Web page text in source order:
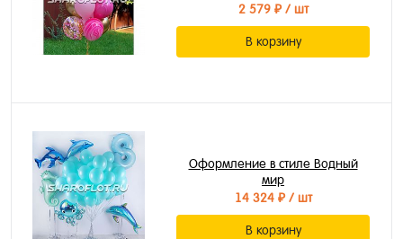
2 579 ₽/ шт
В корзину
Оформление в стиле Водный
мир
14 324 ₽/ шт
В корзину